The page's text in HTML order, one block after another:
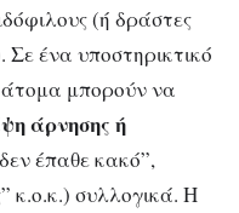
(ή δράστες
ένα υποστηρικτικό
άτομα μπορούν να
άρνησης ή
έπαθε κακό”,
κ.ο.κ.) συλλογικά. Η